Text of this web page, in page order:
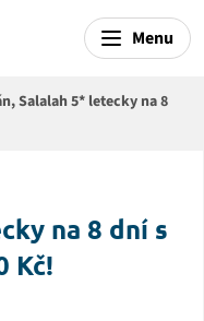
Menu
Salalah 5* letecky na 8
na 8 dní s
Kč!